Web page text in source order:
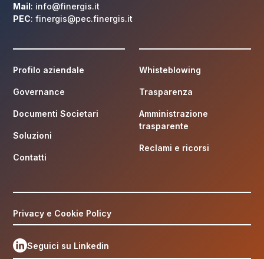
Mail: info@finergis.it
PEC: finergis@pec.finergis.it
Profilo aziendale
Governance
Documenti Societari
Soluzioni
Contatti
Whisteblowing
Trasparenza
Amministrazione
trasparente
Reclami e ricorsi
Privacy e Cookie Policy
Seguici su Linkedin